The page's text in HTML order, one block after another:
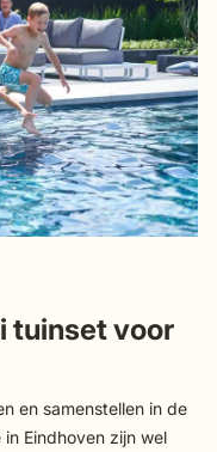
tuinset voor
en samenstellen in de
Eindhoven zijn wel